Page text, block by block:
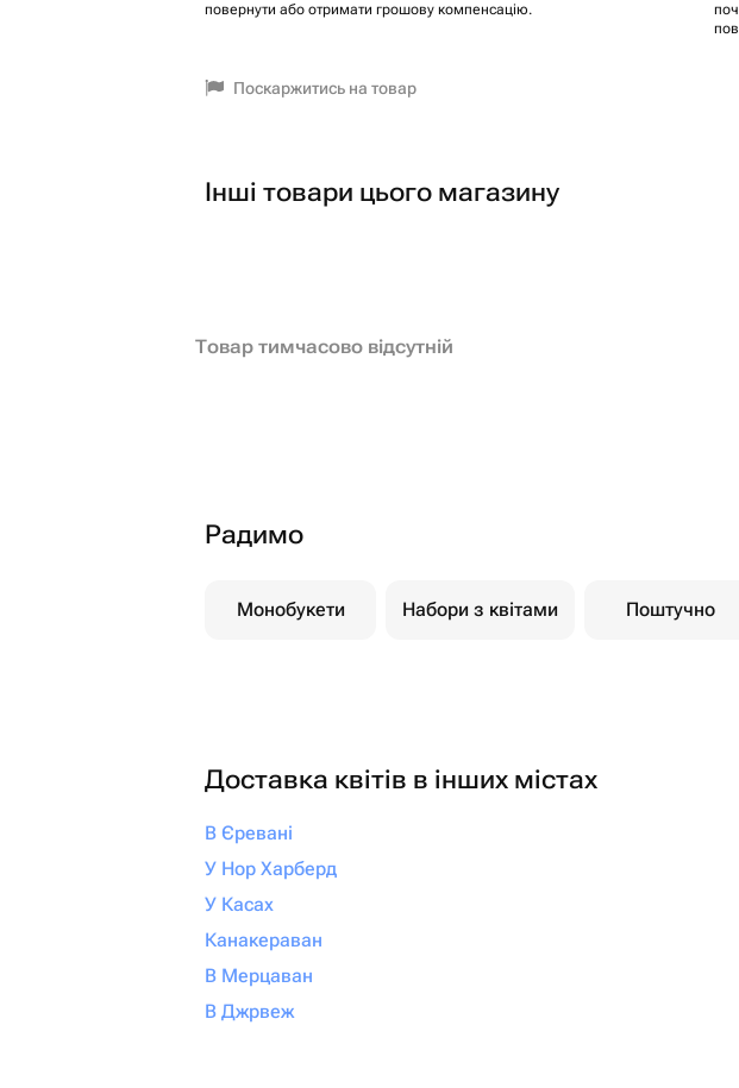
повернути або отримати грошову компенсацію.
Поскаржитись на товар
Інші товари цього магазину
Товар тимчасово відсутній
Радимо
Монобукети Набори з квітами Поштучно
Доставка квітів в інших містах
В Єревані
У Нор Харберд
У Касах
Канакераван
В Мерцаван
В Джрвеж